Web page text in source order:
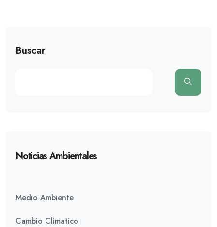
Buscar
Noticias Ambientales
Medio Ambiente
Cambio Climatico